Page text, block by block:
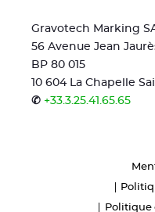
Gravotech Marking
56 Avenue Jean
BP 80 015
10 604 La Chapelle
✆ +33.3.25.41.65.65
Politique